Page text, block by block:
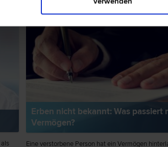
Erben nicht bekannt: Was passiert
Vermögen?
Eine verstorbene Person hat ein Vermögen